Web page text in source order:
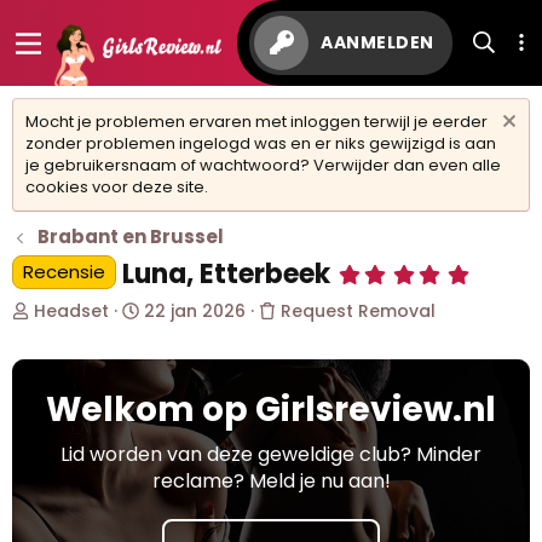
AANMELDEN
Mocht je problemen ervaren met inloggen terwijl je eerder
zonder problemen ingelogd was en er niks gewijzigd is aan
je gebruikersnaam of wachtwoord? Verwijder dan even alle
cookies voor deze site.
Brabant en Brussel
Recensie
Luna, Etterbeek 5
r
(
r
e
O
d
p
s
Headset
S
a
r
t
d
a
22 jan 2026 Request Removal
Welkom op Girlsreview.nl
Lid worden van deze geweldige club? Minder
reclame? Meld je nu aan!